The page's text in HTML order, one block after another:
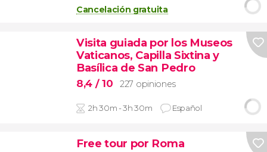
Cancelación gratuita
Visita guiada por los Museos
Vaticanos, Capilla Sixtina y
Basílica de San Pedro
8,4 / 10 227 opiniones
2h 30m - 3h 30m Español
Free tour por Roma